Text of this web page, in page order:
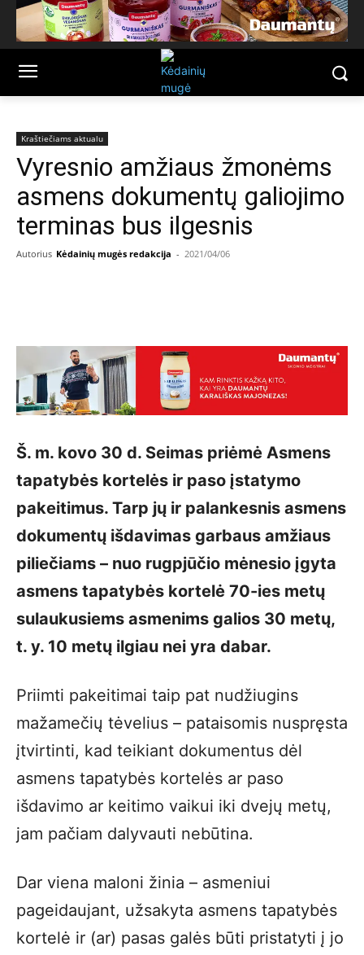
Kraštiečiams aktualu
Vyresnio amžiaus žmonėms
asmens dokumentų galiojimo
terminas bus ilgesnis
Autorius Kėdainių mugės redakcija - 2021/04/06
Š. m. kovo 30 d. Seimas priėmė Asmens
tapatybės kortelės ir paso įstatymo
pakeitimus. Tarp jų ir palankesnis asmens
dokumentų išdavimas garbaus amžiaus
piliečiams – nuo rugpjūčio mėnesio įgyta
asmens tapatybės kortelė 70-ies metų
sulaukusiems asmenims galios 30 metų,
t. y. 10 metų ilgiau nei yra dabar.
Priimti pakeitimai taip pat nudžiugins
mažamečių tėvelius – pataisomis nuspręsta
įtvirtinti, kad teikiant dokumentus dėl
asmens tapatybės kortelės ar paso
išdavimo ar keitimo vaikui iki dvejų metų,
jam pačiam dalyvauti nebūtina.
Dar viena maloni žinia – asmeniui
pageidaujant, užsakyta asmens tapatybės
kortelė ir (ar) pasas galės būti pristatyti į jo